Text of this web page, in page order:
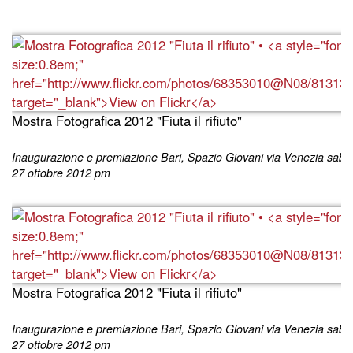
Mostra Fotografica 2012 "Fiuta il rifiuto"
Inaugurazione e premiazione Bari, Spazio Giovani via Venezia
27 ottobre 2012 pm
Mostra Fotografica 2012 "Fiuta il rifiuto"
Inaugurazione e premiazione Bari, Spazio Giovani via Venezia
27 ottobre 2012 pm